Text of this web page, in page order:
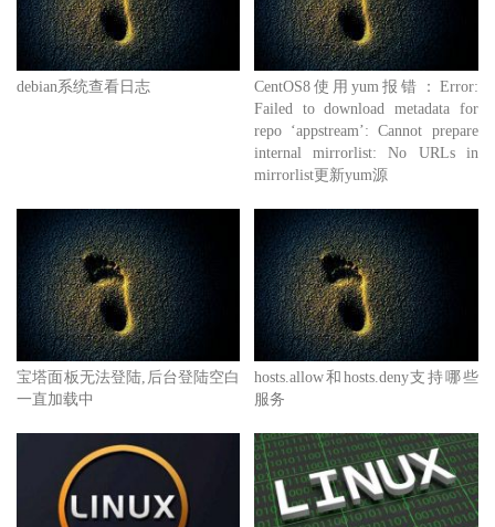
debian系统查看日志
CentOS8使用yum报错：Error:
Failed to download metadata for
repo ‘appstream’: Cannot prepare
internal mirrorlist: No URLs in
mirrorlist更新yum源
宝塔面板无法登陆,后台登陆空白
一直加载中
hosts.allow和hosts.deny支持哪些
服务